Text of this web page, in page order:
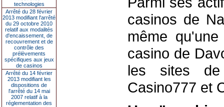
technologies
Arrêté du 28 février
2013 modifiant l'arrêté
du 29 octobre 2010
relatif aux modalités
d'encaissement, de
recouvrement et de
contrôle des
prélèvements
spécifiques aux jeux
de casinos
Arrêté du 14 février
2013 modifiant les
dispositions de
l'arrêté du 14 mai
2007 relatif à la
réglementation des
casinos de
même
casino de
les sites
Casino777 et